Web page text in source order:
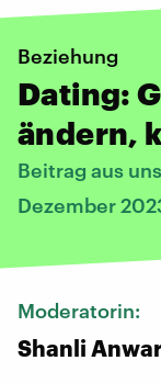
Beziehung
Dating:
ändern,
Beitrag aus
Dezember
Moderatorin:
Shanli